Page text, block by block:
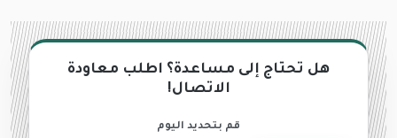
هل تحتاج إلى مساعدة؟ اطلب معاودة
الاتصال!
قم بتحديد اليوم